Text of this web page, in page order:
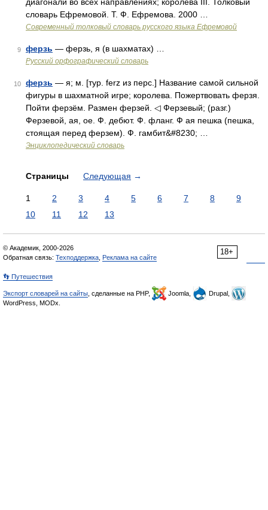
словарь Ефремовой. Т. Ф. Ефремова. 2000 …
Современный толковый словарь русского языка Ефремовой
9 ферзь — ферзь, я (в шахматах) …
Русский орфографический словарь
10 ферзь — я; м. [тур. ferz из перс.] Название самой сильной
фигуры в шахматной игре; королева. Пожертвовать ферзя.
Пойти ферзём. Размен ферзей. ◁ Ферзевый; (разг.)
Ферзевой, ая, ое. Ф. дебют. Ф. фланг. Ф ая пешка (пешка,
стоящая перед ферзем). Ф. гамбит&#8230; …
Энциклопедический словарь
Страницы Следующая →
1 2 3 4 5 6 7 8
9
10
11 12 13
18+
© Академик, 2000-2026
Обратная связь: Техподдержка Реклама на сайте
👣 Путешествия
Экспорт словарей на сайты , сделанные на PHP, Joomla,
Drupal,
WordPress, MODx.